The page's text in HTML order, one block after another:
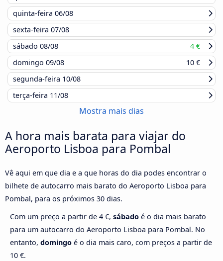
quinta-feira 06/08
sexta-feira 07/08
sábado 08/08
4 €
domingo 09/08
10 €
segunda-feira 10/08
terça-feira 11/08
Mostra mais dias
A hora mais barata para viajar do
Aeroporto Lisboa para Pombal
Vê aqui em que dia e a que horas do dia podes encontrar o
bilhete de autocarro mais barato do Aeroporto Lisboa para
Pombal, para os próximos 30 dias.
Com um preço a partir de 4 €, sábado é o dia mais barato
para um autocarro do Aeroporto Lisboa para Pombal. No
entanto, domingo é o dia mais caro, com preços a partir de
10 €.